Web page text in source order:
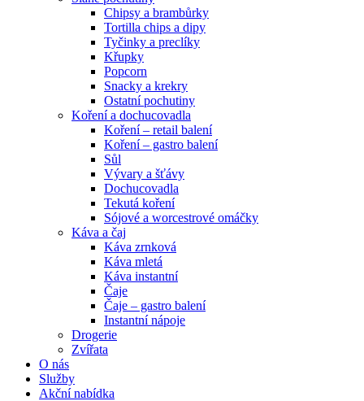
Chipsy a brambůrky
Tortilla chips a dipy
Tyčinky a preclíky
Křupky
Popcorn
Snacky a krekry
Ostatní pochutiny
Koření a dochucovadla
Koření – retail balení
Koření – gastro balení
Sůl
Vývary a šťávy
Dochucovadla
Tekutá koření
Sójové a worcestrové omáčky
Káva a čaj
Káva zrnková
Káva mletá
Káva instantní
Čaje
Čaje – gastro balení
Instantní nápoje
Drogerie
Zvířata
O nás
Služby
Akční nabídka